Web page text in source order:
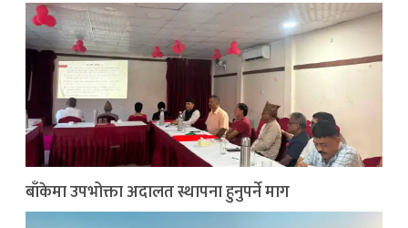
बाँकेमा उपभोक्ता अदालत स्थापना हुनुपर्ने माग